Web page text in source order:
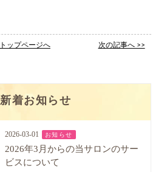
トップページへ 次の記事へ >>
新着お知らせ
2026-03-01 お知らせ
2026年3月からの当サロンのサー
ビスについて